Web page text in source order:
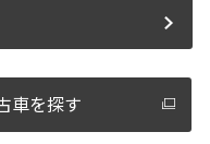
車を探す